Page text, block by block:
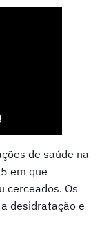
de saúde na
em que
cerceados. Os
desidratação e